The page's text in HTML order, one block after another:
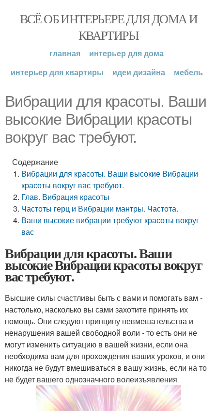
ВСЁ ОБ ИНТЕРЬЕРЕ ДЛЯ ДОМА И
КВАРТИРЫ
главная
интерьер для дома
интерьер для квартиры
идеи дизайна мебель
Вибрации для красоты. Ваши
высокие Вибрации красоты
вокруг вас требуют.
Содержание
Вибрации для красоты. Ваши высокие Вибрации
красоты вокруг вас требуют.
Глав. Вибрация красоты
Частоты герц и Вибрации мантры. Частота.
Ваши высокие вибрации требуют красоты вокруг
вас
Вибрации для красоты. Ваши
высокие Вибрации красоты вокруг
вас требуют.
Высшие силы счастливы быть с вами и помогать вам -
настолько, насколько вы сами захотите принять их
помощь. Они следуют принципу невмешательства и
ненарушения вашей свободной воли - то есть они не
могут изменить ситуацию в вашей жизни, если она
необходима вам для прохождения ваших уроков, и они
никогда не будут вмешиваться в вашу жизнь, если на то
не будет вашего однозначного волеизъявления